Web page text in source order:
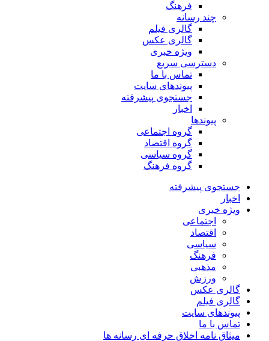
فرهنگ
چند رسانه
گالری فیلم
گالری عکس
ویژه خبری
دسترسی سریع
تماس با ما
پیوندهای سایت
جستجوی پیشرفته
اخبار
پیوندها
گروه اجتماعی
گروه اقتصاد
گروه سیاسی
گروه فرهنگ
جستجوی پیشرفته
اخبار
ویژه خبری
اجتماعی
اقتصاد
سیاسی
فرهنگ
مذهبی
ورزش
گالری عکس
گالری فیلم
پیوندهای سایت
تماس با ما
میثاق نامه اخلاق حرفه ای رسانه ها